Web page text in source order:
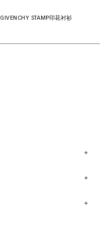
GIVENCHY STAMP印花衬衫